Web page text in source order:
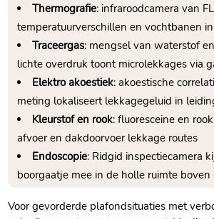
Thermografie: infraroodcamera van
temperatuurverschillen en vochtbanen
Traceergas: mengsel van waterstof
lichte overdruk toont microlekkages via
Elektro akoestiek: akoestische
meting lokaliseert lekkagegeluid in
Kleurstof en rook: fluoresceine en
afvoer en dakdoorvoer lekkage routes
Endoscopie: Ridgid inspectiecamera
boorgaatje mee in de holle ruimte
Voor gevorderde plafondsituaties met